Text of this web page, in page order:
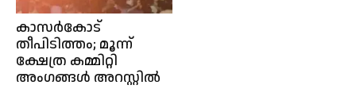
കാസർകോട്
തീപിടിത്തം; മൂന്ന്
ക്ഷേത്ര കമ്മിറ്റി
അംഗങ്ങൾ അറസ്റ്റിൽ